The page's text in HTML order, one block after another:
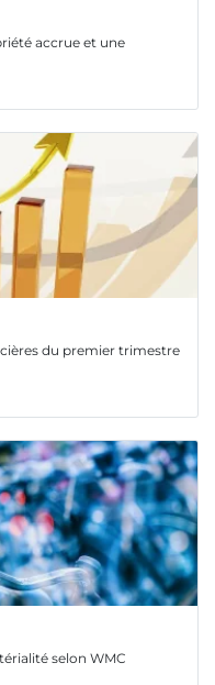
accrue et une
du premier trimestre
selon WMC